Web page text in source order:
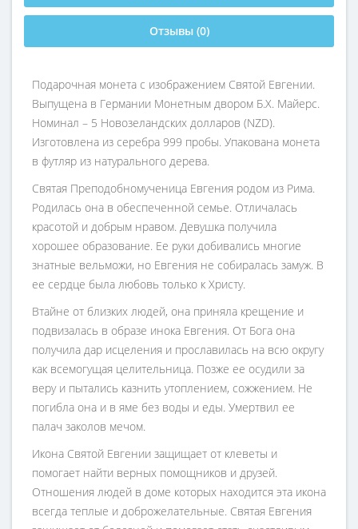
Отзывы (0)
Подарочная монета с изображением Святой Евгении.
Выпущена в Германии Монетным двором Б.Х. Майерс.
Номинал – 5 Новозеландских долларов (NZD).
Изготовлена из серебра 999 пробы. Упакована монета
в футляр из натурального дерева.
Святая Преподобномученица Евгения родом из Рима.
Родилась она в обеспеченной семье. Отличалась
красотой и добрым нравом. Девушка получила
хорошее образование. Ее руки добивались многие
знатные вельможи, но Евгения не собиралась замуж. В
ее сердце была любовь только к Христу.
Втайне от близких людей, она приняла крещение и
подвизалась в образе инока Евгения. От Бога она
получила дар исцеления и прославилась на всю округу
как всемогущая целительница. Позже ее осудили за
веру и пытались казнить утоплением, сожжением. Не
погибла она и в яме без воды и еды. Умертвил ее
палач заколов мечом.
Икона Святой Евгении защищает от клеветы и
помогает найти верных помощников и друзей.
Отношения людей в доме которых находится эта икона
всегда теплые и доброжелательные. Святая Евгения